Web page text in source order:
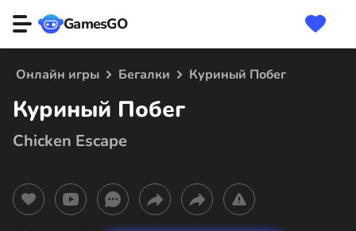
GamesGO
Онлайн игры Бегалки Куриный Побег
Куриный Побег
Chicken Escape